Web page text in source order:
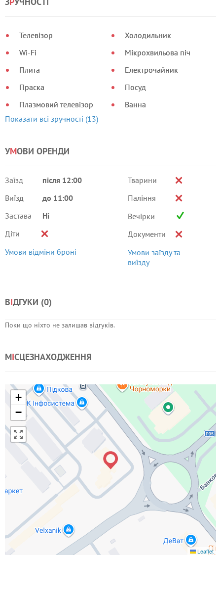
Телевізор
Wi-Fi
Плита
Праска
Плазмовий телевізор
Холодильник
Мікрохвильова піч
Електрочайник
Посуд
Ванна
Показати всі зручності (13)
УМОВИ ОРЕНДИ
Заїзд
після 12:00
Виїзд
до 11:00
Застава
Ні
Діти
Умови відміни броні
Тварини
Паління
Вечірки
Документи
Умови заїзду та
виїзду
ВІДГУКИ (0)
Поки що ніхто не залишав відгуків.
МІСЦЕЗНАХОДЖЕННЯ
+
−
Leaflet